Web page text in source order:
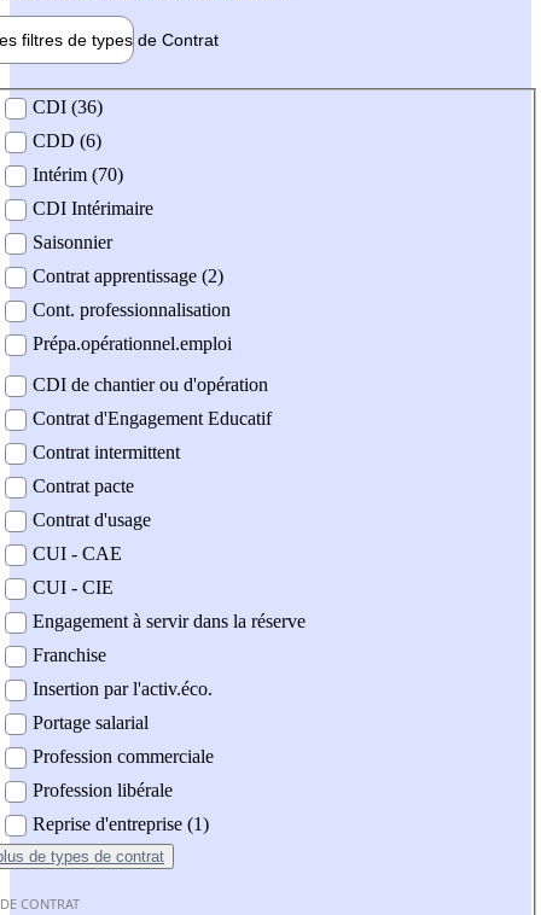
filtres de types de Contrat
contrat
CDI (36)
CDD (6)
Intérim (70)
CDI Intérimaire
Saisonnier
Contrat apprentissage (2)
Cont. professionnalisation
Prépa.opérationnel.emploi
CDI de chantier ou d'opération
Contrat d'Engagement Educatif
Contrat intermittent
Contrat pacte
Contrat d'usage
CUI - CAE
CUI - CIE
Engagement à servir dans la réserve
Franchise
Insertion par l'activ.éco.
Portage salarial
Profession commerciale
Profession libérale
Reprise d'entreprise (1)
de types de contrat
CONTRAT